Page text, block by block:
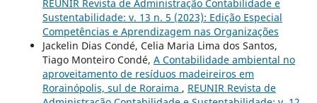
REUNIR Revista de Administração Contabilidade e
Sustentabilidade: v. 13 n. 5 (2023): Edição Especial
Competências e Aprendizagem nas Organizações
Jackelin Dias Condé, Celia Maria Lima dos Santos,
Tiago Monteiro Condé, A Contabilidade ambiental no
aproveitamento de resíduos madeireiros em
Rorainópolis, sul de Roraima , REUNIR Revista de